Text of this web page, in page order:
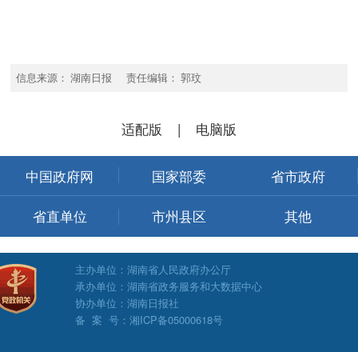
信息来源： 湖南日报 责任编辑： 郭玟
适配版 | 电脑版
中国政府网 国家部委 省市政府
省直单位 市州县区 其他
主办单位：湖南省人民政府办公厅
承办单位：湖南省政务服务和大数据中心
协办单位：湖南日报社
备 案 号：湘ICP备05000618号